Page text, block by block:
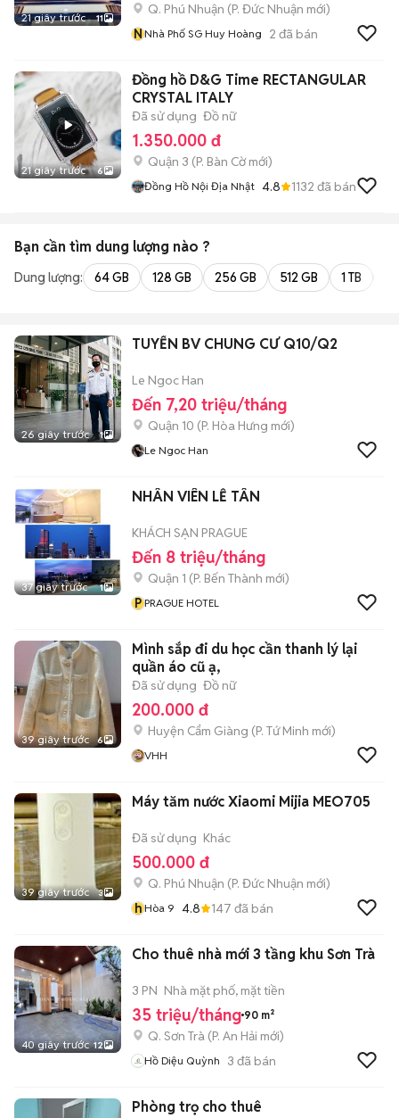
21 giây trước 11
Q. Phú Nhuận (P. Đức Nhuận mới)
NNhà Phố SG Huy Hoàng 2 đã bán
21 giây trước 6
Đồng hồ D&G Time RECTANGULAR
CRYSTAL ITALY
Đã sử dụng Đồ nữ
1.350.000 đ
Quận 3 (P. Bàn Cờmới)
Đồng Hồ Nội Địa Nhật 4.8 1132 đã bán
Bạn cần tìm dung lượng nào ?
Dung lượng: 64 GB 128 GB 256 GB 512 GB 1 TB
26 giây trước 1
TUYỂN BV CHUNG CƯ Q10/Q2
Le Ngoc Han
Đến 7,20 triệu/tháng
Quận 10 (P. Hòa Hưng mới)
Le Ngoc Han
37 giây trước 1
NHÂN VIÊN LỄ TÂN
KHÁCH SẠN PRAGUE
Đến 8 triệu/tháng
Quận 1 (P. Bến Thành mới)
P PRAGUE HOTEL
39 giây trước 6
Mình sắp đi du học cần thanh lý lại
quần áo cũ ạ,
Đã sử dụng Đồ nữ
200.000 đ
Huyện Cẩm Giàng (P. Tứ Minh mới)
VHH
39 giây trước 3
Máy tăm nước Xiaomi Mijia MEO705
Đã sử dụng Khác
500.000 đ
Q. Phú Nhuận (P. Đức Nhuận mới)
hHòa 9 4.8 147 đã bán
40 giây trước 12
Cho thuê nhà mới 3 tầng khu Sơn Trà
3 PN Nhà mặt phố, mặt tiền
35 triệu/tháng 90 m²
Q. Sơn Trà (P. An Hải mới)
Hồ Diệu Quỳnh 3 đã bán
Phòng trọ cho thuê